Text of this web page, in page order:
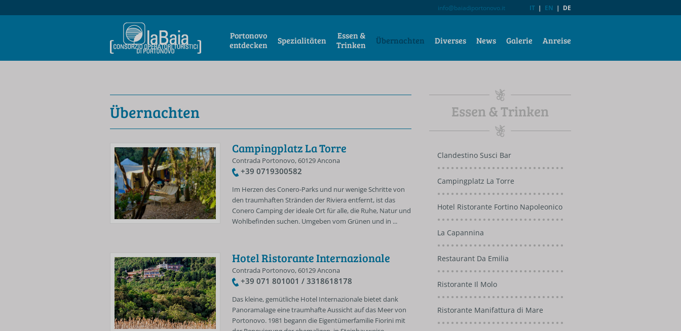
info@baiadiportonovo.it IT | EN | DE
Portonovo
entdecken
Spezialitäten
Essen &
Trinken
Übernachten Diverses News Galerie Anreise
Übernachten
Campingplatz La Torre
Contrada Portonovo, 60129 Ancona
+39 0719300582
Im Herzen des Conero-Parks und nur wenige Schritte von
den traumhaften Stränden der Riviera entfernt, ist das
Conero Camping der ideale Ort für alle, die Ruhe, Natur und
Wohlbefinden suchen. Umgeben vom Grünen und in ...
Hotel Ristorante Internazionale
Contrada Portonovo, 60129 Ancona
+39 071 801001 / 3318618178
Das kleine, gemütliche Hotel Internazionale bietet dank
Panoramalage eine traumhafte Aussicht auf das Meer von
Portonovo. 1981 begann die Eigentümerfamilie Fiorini mit
Essen & Trinken
Clandestino Susci Bar
Campingplatz La Torre
Hotel Ristorante Fortino Napoleonico
La Capannina
Restaurant Da Emilia
Ristorante Il Molo
Ristorante Manifattura di Mare